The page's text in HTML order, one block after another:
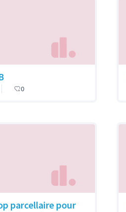
0
parcellaire pour